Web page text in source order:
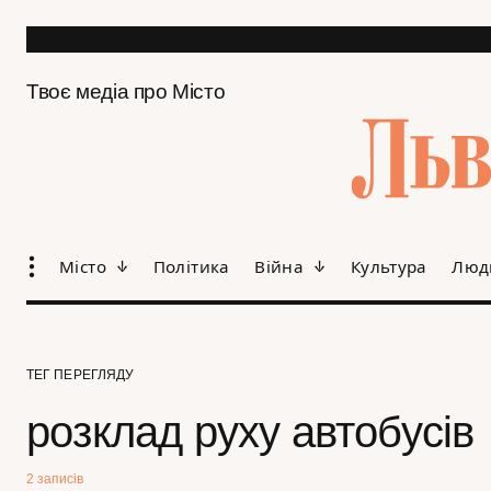
Твоє медіа про Місто
Місто Політика Війна Культура
ТЕГ ПЕРЕГЛЯДУ
розклад руху автобусів
2 записів